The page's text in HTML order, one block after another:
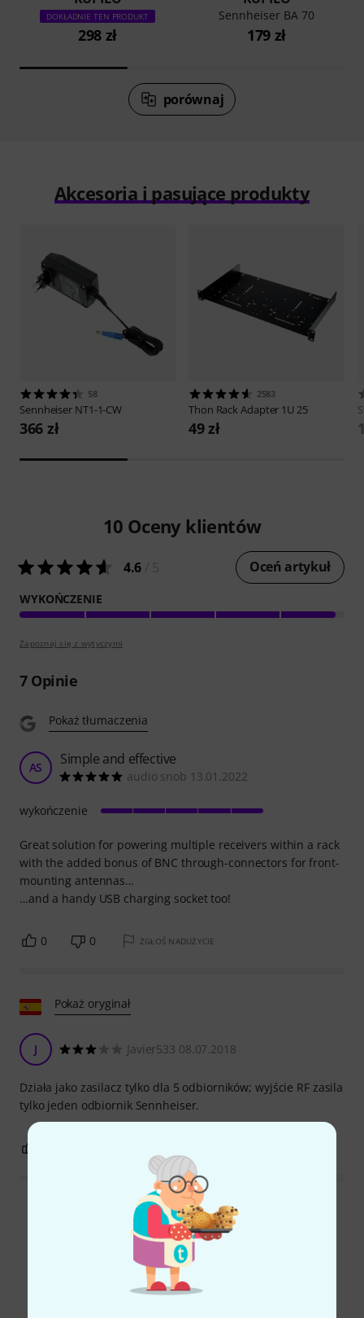
DOKŁADNIE TEN PRODUKT
298 zł
Sennheiser BA 70
179 zł
porównaj
Akcesoria i pasujące produkty
58
Sennheiser NT1-1-CW
366 zł
2583
Thon Rack Adapter 1U 25
49 zł
10 Oceny klientów
4.6 Oceń artykuł
WYKOŃCZENIE
Zapoznaj się z wytyczymi
7Opinie
Pokaż tłumaczenia
AS Simple and effective
audio snob 13.01.2022
Great solution for powering multiple receivers within a rack
with the added bonus of BNC through-connectors for front-
mounting antennas…
…and a handy USB charging socket too!
wykończenie
0 0 ZGŁOŚ NADUŻYCIE
Pokaż oryginał
J Javier533 08.07.2018
Działa jako zasilacz tylko dla 5 odbiorników; wyjście RF zasila
tylko jeden odbiornik Sennheiser.
Wszystkie oceny
Czy wiesz że?